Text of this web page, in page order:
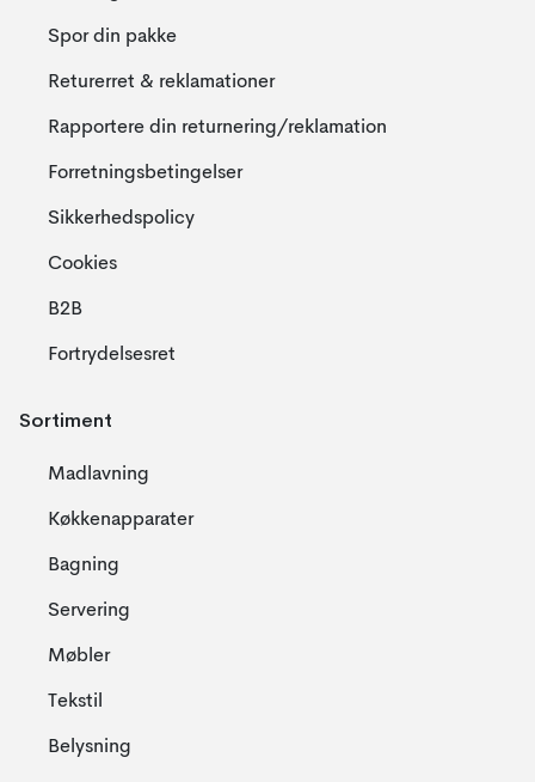
Spor din pakke
Returerret & reklamationer
Rapportere din returnering/reklamation
Forretningsbetingelser
Sikkerhedspolicy
Cookies
B2B
Fortrydelsesret
Sortiment
Madlavning
Køkkenapparater
Bagning
Servering
Møbler
Tekstil
Belysning